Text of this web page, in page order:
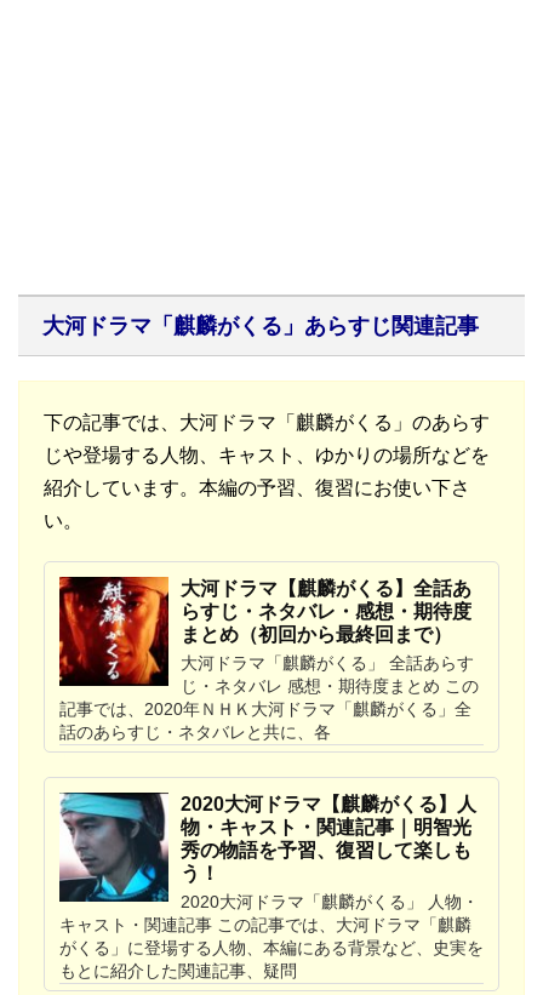
大河ドラマ「麒麟がくる」あらすじ関連記事
下の記事では、大河ドラマ「麒麟がくる」のあらす
じや登場する人物、キャスト、ゆかりの場所などを
紹介しています。本編の予習、復習にお使い下さ
い。
大河ドラマ【麒麟がくる】全話あ
らすじ・ネタバレ・感想・期待度
まとめ（初回から最終回まで）
大河ドラマ「麒麟がくる」 全話あらす
じ・ネタバレ 感想・期待度まとめ この
記事では、2020年ＮＨＫ大河ドラマ「麒麟がくる」全
話のあらすじ・ネタバレと共に、各
2020大河ドラマ【麒麟がくる】人
物・キャスト・関連記事｜明智光
秀の物語を予習、復習して楽しも
う！
2020大河ドラマ「麒麟がくる」 人物・
キャスト・関連記事 この記事では、大河ドラマ「麒麟
がくる」に登場する人物、本編にある背景など、史実を
もとに紹介した関連記事、疑問